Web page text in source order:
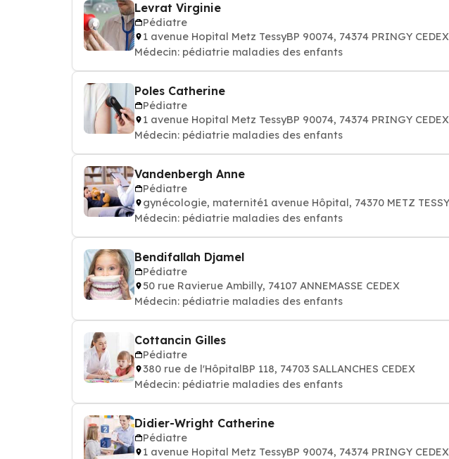
Levrat Virginie
Pédiatre
1 avenue Hopital Metz TessyBP 90074, 74374 PRINGY CEDEX
Médecin: pédiatrie maladies des enfants
Poles Catherine
Pédiatre
1 avenue Hopital Metz TessyBP 90074, 74374 PRINGY CEDEX
Médecin: pédiatrie maladies des enfants
Vandenbergh Anne
Pédiatre
gynécologie, maternité1 avenue Hôpital, 74370 METZ TESSY
Médecin: pédiatrie maladies des enfants
Bendifallah Djamel
Pédiatre
50 rue Ravierue Ambilly, 74107 ANNEMASSE CEDEX
Médecin: pédiatrie maladies des enfants
Cottancin Gilles
Pédiatre
380 rue de l'HôpitalBP 118, 74703 SALLANCHES CEDEX
Médecin: pédiatrie maladies des enfants
Didier-Wright Catherine
Pédiatre
1 avenue Hopital Metz TessyBP 90074, 74374 PRINGY CEDEX